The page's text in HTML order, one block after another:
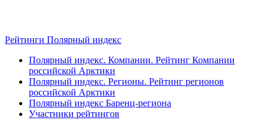
Рейтинги Полярный индекс
Полярный индекс. Компании. Рейтинг Компании
российской Арктики
Полярный индекс. Регионы. Рейтинг регионов
российской Арктики
Полярный индекс Баренц-региона
Участники рейтингов